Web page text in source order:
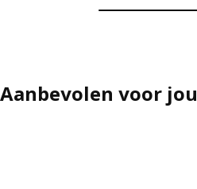
Aanbevolen voor jou